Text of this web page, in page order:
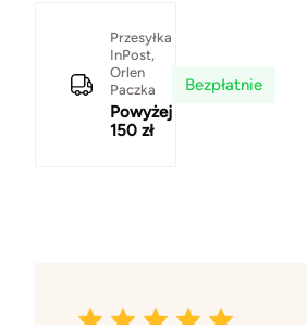
Przesyłka
InPost,
Orlen
Paczka
Powyżej
150 zł
Bezpłatnie